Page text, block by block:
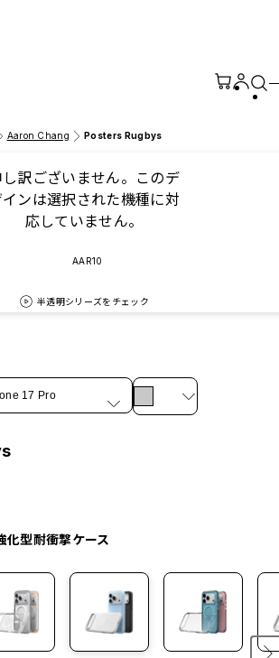
Aaron Chang Posters Rugbys
し訳ございません。このデ
ンは選択された機種に対
応していません。
AAR10
半透明シリーズをチェック
17 Pro
型耐衝撃ケース